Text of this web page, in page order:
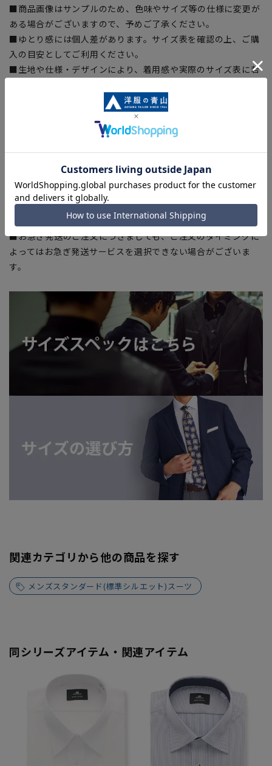
■商品画像はサンプルのため、色味やサイズ等の仕様に変更が
ある場合がございますので、予めご了承ください。
■ゆとり感には個人差があります。サイズ表を確認の上、ご購
入の目安としてご利用ください。
■生地や仕様・デザインにより、着用感や実際のサイズ表に若
■サイズスペックは仕上がりサイズを記載しております。一
部、商品現物におすすめサイズ(ヌードサイズ)を記載している
■店舗や各モールサイトと商品在庫を共有しております関係
上、ご注文いただいたタイミングにより欠品が発生し、ご注文
を完了できない場合がございます。予めご了承ください。
■お急ぎ発送のご注文につきましても、ご注文のタイミングに
よってはお急ぎ発送サービスを選択できない場合がございま
す。
関連カテゴリから他の商品を探す
メンズスタンダード(標準シルエット)スーツ
同シリーズアイテム・関連アイテム